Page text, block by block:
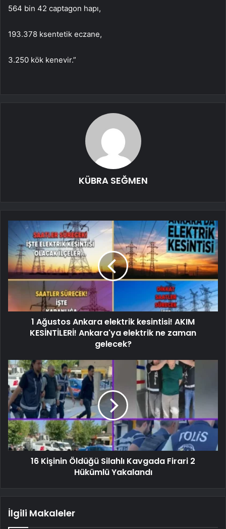
564 bin 42 captagon hapı,
193.378 ksentetik eczane,
3.250 kök kenevir.”
KÜBRA SEĞMEN
1 Ağustos Ankara elektrik kesintisi! AKIM
KESİNTİLERİ! Ankara'ya elektrik ne zaman
gelecek?
16 Kişinin Öldüğü Silahlı Kavgada Firari 2
Hükümlü Yakalandı
İlgili Makaleler